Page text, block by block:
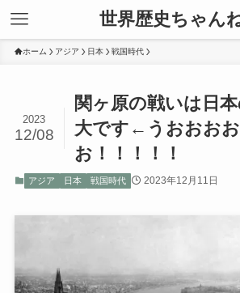
世界歴史ちゃん
ホーム アジア 日本 戦国時代
関ヶ原の戦いは日
大です←うおおお
お！！！！！
2023
12/08
アジア 日本 戦国時代 2023年12月11日